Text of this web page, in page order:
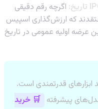
اگرچه رقم دقیقی
که ارزش‌گذاری اسپیس
عرضه اولیه عمومی در تاریخ
ابزارهای قدرتمندی است.
مدل‌های پیشرفته 🛒 خرید